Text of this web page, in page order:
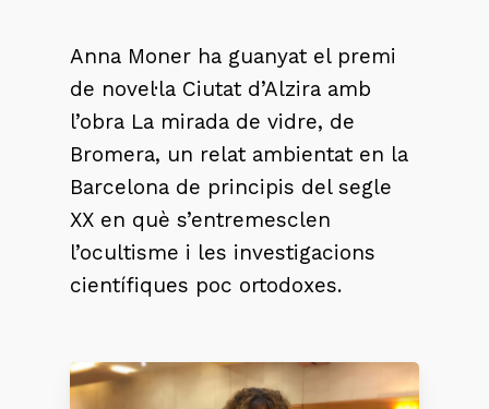
Anna Moner ha guanyat el premi
de novel·la Ciutat d’Alzira amb
l’obra La mirada de vidre, de
Bromera, un relat ambientat en la
Barcelona de principis del segle
XX en què s’entremesclen
l’ocultisme i les investigacions
científiques poc ortodoxes.